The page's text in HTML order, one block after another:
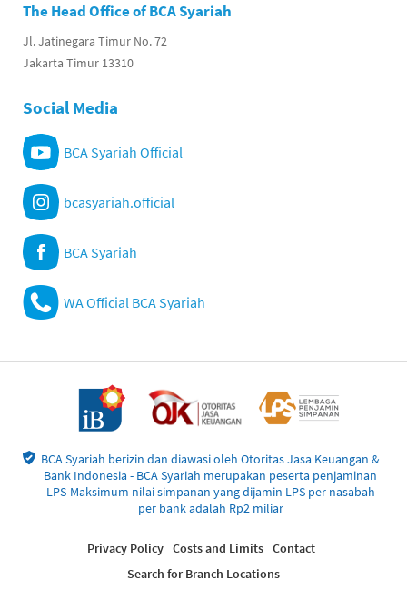
The Head Office of BCA Syariah
Jl. Jatinegara Timur No. 72
Jakarta Timur 13310
Social Media
BCA Syariah Official
bcasyariah.official
BCA Syariah
WA Official BCA Syariah
BCA Syariah berizin dan diawasi oleh Otoritas Jasa Keuangan &
Bank Indonesia - BCA Syariah merupakan peserta penjaminan
LPS-Maksimum nilai simpanan yang dijamin LPS per nasabah
per bank adalah Rp2 miliar
Privacy Policy Costs and Limits Contact
Search for Branch Locations